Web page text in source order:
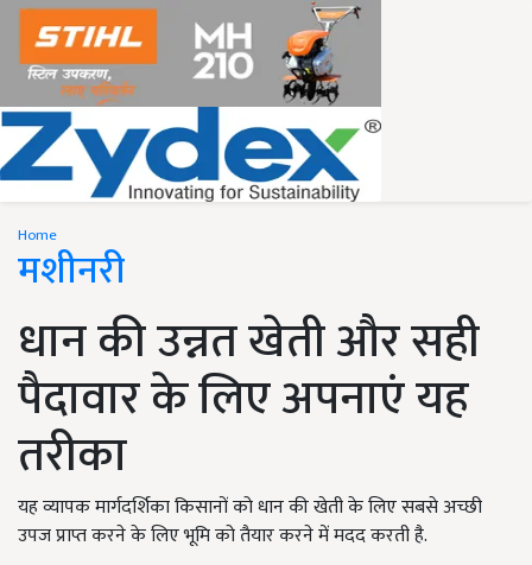
Home
मशीनरी
धान की उन्नत खेती और सही
पैदावार के लिए अपनाएं यह
तरीका
यह व्यापक मार्गदर्शिका किसानों को धान की खेती के लिए सबसे अच्छी
उपज प्राप्त करने के लिए भूमि को तैयार करने में मदद करती है.